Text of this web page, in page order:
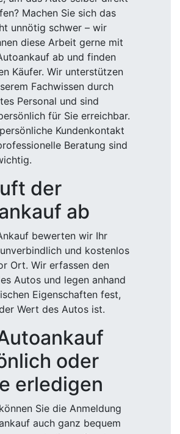
Machen Sie sich das
unnötig schwer – wir
diese Arbeit gerne mit
ab und finden
Käufer. Wir unterstützen
Fachwissen durch
Personal und sind
für Sie erreichbar.
Kundenkontakt
Beratung sind
der
ab
bewerten wir Ihr
und kostenlos
Ort. Wir erfassen den
Autos und legen anhand
Eigenschaften fest,
Wert des Autos ist.
oder
erledigen
Sie die Anmeldung
auch ganz bequem